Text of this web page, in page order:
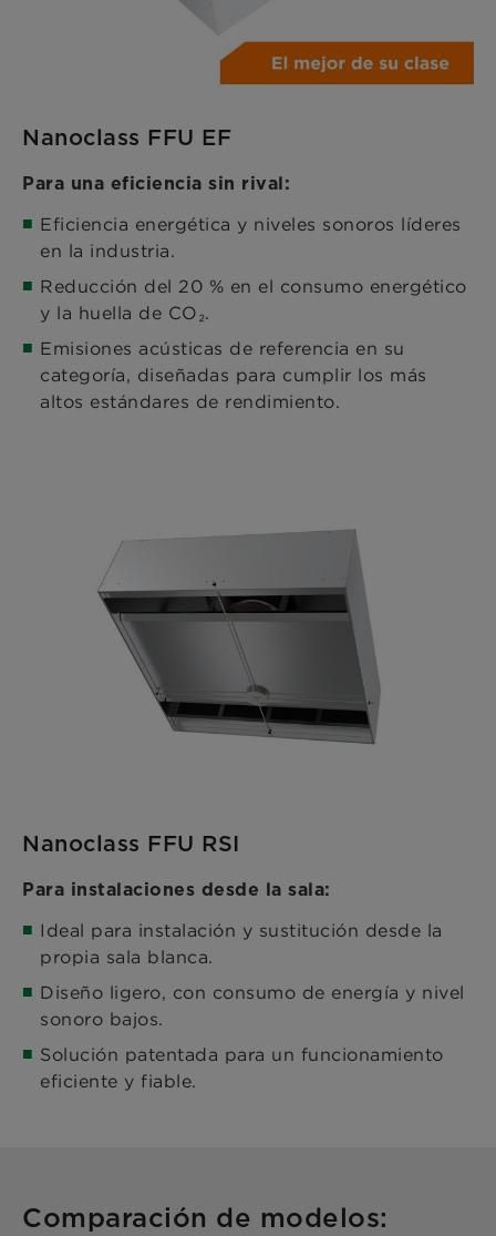
Nanoclass FFU EF
Para una eficiencia sin rival:
Eficiencia energética y niveles sonoros líderes
en la industria.
Reducción del 20 % en el consumo energético
y la huella de CO₂.
Emisiones acústicas de referencia en su
categoría, diseñadas para cumplir los más
altos estándares de rendimiento.
Nanoclass FFU RSI
Para instalaciones desde la sala:
Ideal para instalación y sustitución desde la
propia sala blanca.
Diseño ligero, con consumo de energía y nivel
sonoro bajos.
Solución patentada para un funcionamiento
eficiente y fiable.
Comparación de modelos: